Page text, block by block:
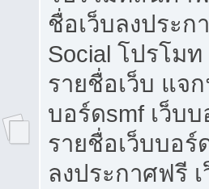
ชื่อเว็บลงประ
Social โปรโม
รายชื่อเว็บ แจ
บอร์ดsmf เว็บ
รายชื่อเว็บบอ
ลงประกาศฟรี